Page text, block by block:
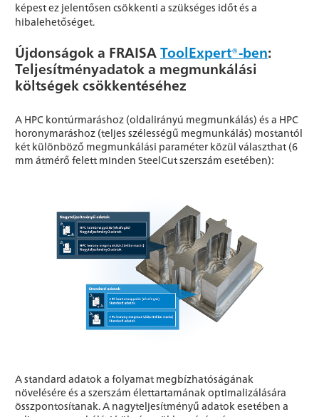
képest ez jelentősen csökkenti a szükséges időt és a
hibalehetőséget.
Újdonságok a FRAISAToolExpert®-ben:
Teljesítményadatok a megmunkálási
költségek csökkentéséhez
A HPC kontúrmaráshoz (oldalirányú megmunkálás) és a HPC
horonymaráshoz (teljes szélességű megmunkálás) mostantól
két különböző megmunkálási paraméter közül választhat (6
mm átmérő felett minden SteelCut szerszám esetében):
A standard adatok a folyamat megbízhatóságának
növelésére és a szerszám élettartamának optimalizálására
összpontosítanak. A nagyteljesítményű adatok esetében a